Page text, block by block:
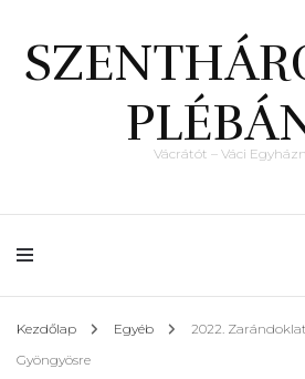
Vácrátót – Váci
Kezdőlap Egyéb
2022.
Gyöngyösre